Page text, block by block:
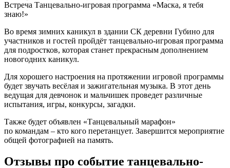
Встреча Танцевально-игровая программа «Маска, я тебя
знаю!»
Во время зимних каникул в здании СК деревни Губино для
участников и гостей пройдёт танцевально-игровая программа
для подростков, которая станет прекрасным дополнением
новогодних каникул.
Для хорошего настроения на протяжении игровой программы
будет звучать весёлая и зажигательная музыка. В этот день
ведущая для девчонок и мальчишек проведет различные
испытания, игры, конкурсы, загадки.
Также будет объявлен «Танцевальный марафон»
по командам – кто кого перетанцует. Завершится мероприятие
общей фотографией на память.
Отзывы про событие танцевально-